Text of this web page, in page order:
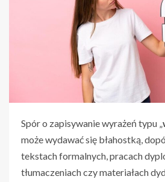
Spór o zapisywanie wyrażeń typu „
może wydawać się błahostką,
tekstach formalnych, pracach
tłumaczeniach czy materiałach